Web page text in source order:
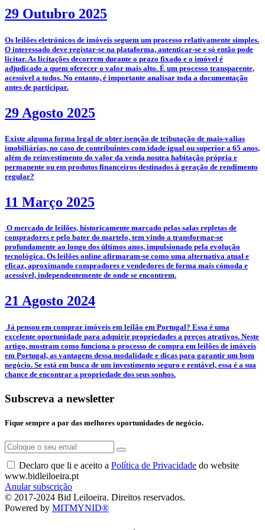
29 Outubro 2025
­­Os leilões eletrónicos de imóveis seguem um processo relativamente simples.
O interessado deve registar-se na plataforma, autenticar-se e só então pode
licitar. As licitações decorrem durante o prazo fixado e o imóvel é
adjudicado a quem oferecer o valor mais alto. É um processo transparente,
acessível a todos. No entanto, é importante analisar toda a documentação
antes de participar.
29 Agosto 2025
­Existe alguma forma legal de obter isenção de tributação de mais-valias
imobiliárias, no caso de contribuintes com idade igual ou superior a 65 anos,
além do reinvestimento do valor da venda noutra habitação própria e
permanente ou em produtos financeiros destinados à geração de rendimento
regular?
11 Março 2025
­­­­ O mercado de leilões, historicamente marcado pelas salas repletas de
compradores e pelo bater do martelo, tem vindo a transformar-se
profundamente ao longo dos últimos anos, impulsionado pela evolução
tecnológica. Os leilões online afirmaram-se como uma alternativa atual e
eficaz, aproximando compradores e vendedores de forma mais cómoda e
acessível, independentemente de onde se encontrem.
21 Agosto 2024
­ Já pensou em comprar imóveis em leilão em Portugal? Essa é uma
excelente oportunidade para adquirir propriedades a preços atrativos. Neste
artigo, mostram como funciona o processo de compra em leilões de imóveis
em Portugal, as vantagens dessa modalidade e dicas para garantir um bom
negócio. Se está em busca de um investimento seguro e rentável, essa é a sua
chance de encontrar a propriedade dos seus sonhos.
Subscreva a newsletter
Fique sempre a par das melhores oportunidades de negócio.
Declaro que li e aceito a Política de Privacidade do website
www.bidleiloeira.pt
Anular subscrição
© 2017-2024 Bid Leiloeira. Direitos reservados.
Powered by MITMYNID®